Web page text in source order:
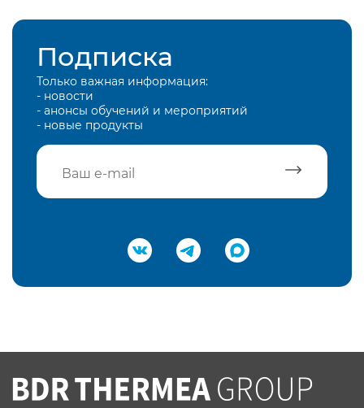
Подписка
Только важная информация:
- новости
- анонсы обучений и мероприятий
- новые продукты
Подтвердить e-mail
Вы соглашаетесь с нашей политикой
конфеденциальности